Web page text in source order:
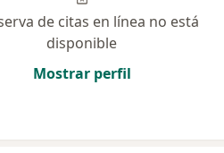
de citas en línea no está
disponible
Mostrar perfil